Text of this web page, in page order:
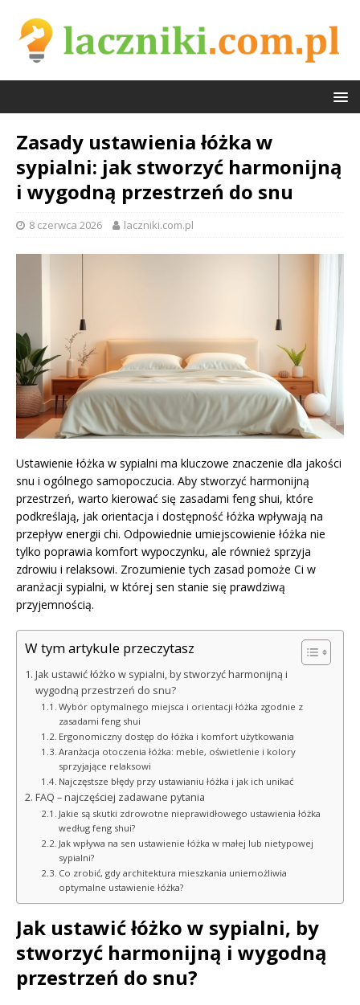
Zasady ustawienia łóżka w
sypialni: jak stworzyć harmonijną
i wygodną przestrzeń do snu
8 czerwca 2026 laczniki.com.pl
Ustawienie łóżka w sypialni ma kluczowe znaczenie dla jakości
snu i ogólnego samopoczucia. Aby stworzyć harmonijną
przestrzeń, warto kierować się zasadami feng shui, które
podkreślają, jak orientacja i dostępność łóżka wpływają na
przepływ energii chi. Odpowiednie umiejscowienie łóżka nie
tylko poprawia komfort wypoczynku, ale również sprzyja
zdrowiu i relaksowi. Zrozumienie tych zasad pomoże Ci w
aranżacji sypialni, w której sen stanie się prawdziwą
przyjemnością.
W tym artykule przeczytasz
Jak ustawić łóżko w sypialni, by stworzyć harmonijną i
wygodną przestrzeń do snu?
Wybór optymalnego miejsca i orientacji łóżka zgodnie z
zasadami feng shui
Ergonomiczny dostęp do łóżka i komfort użytkowania
Aranżacja otoczenia łóżka: meble, oświetlenie i kolory
sprzyjające relaksowi
Najczęstsze błędy przy ustawianiu łóżka i jak ich unikać
FAQ – najczęściej zadawane pytania
Jakie są skutki zdrowotne nieprawidłowego ustawienia łóżka
według feng shui?
Jak wpływa na sen ustawienie łóżka w małej lub nietypowej
sypialni?
Co zrobić, gdy architektura mieszkania uniemożliwia
optymalne ustawienie łóżka?
Jak ustawić łóżko w sypialni, by
stworzyć harmonijną i wygodną
przestrzeń do snu?